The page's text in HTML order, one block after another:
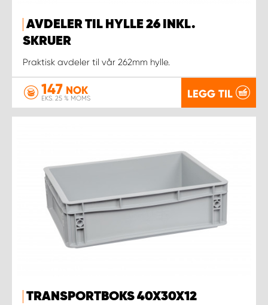
AVDELER TIL HYLLE 26 INKL.
SKRUER
Praktisk avdeler til vår 262mm hylle.
147 NOK
EKS. 25 % MOMS LEGG TIL
TRANSPORTBOKS 40X30X12